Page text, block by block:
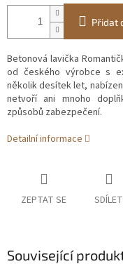
Přidat
Betonová lavička
od českého výrobce s
několik desítek let,
netvoří ani mnoho
způsobů zabezpečení.
Detailní informace
ZEPTAT SE SDÍLET
Související